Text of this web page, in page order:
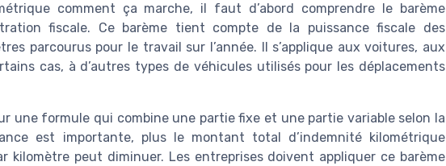
comment ça marche, il faut d’abord comprendre le barème
fiscale. Ce barème tient compte de la puissance fiscale des
parcourus pour le travail sur l’année. Il s’applique aux voitures, aux
cas, à d’autres types de véhicules utilisés pour les déplacements
une formule qui combine une partie fixe et une partie variable selon la
est importante, plus le montant total d’indemnité kilométrique
kilomètre peut diminuer. Les entreprises doivent appliquer ce barème